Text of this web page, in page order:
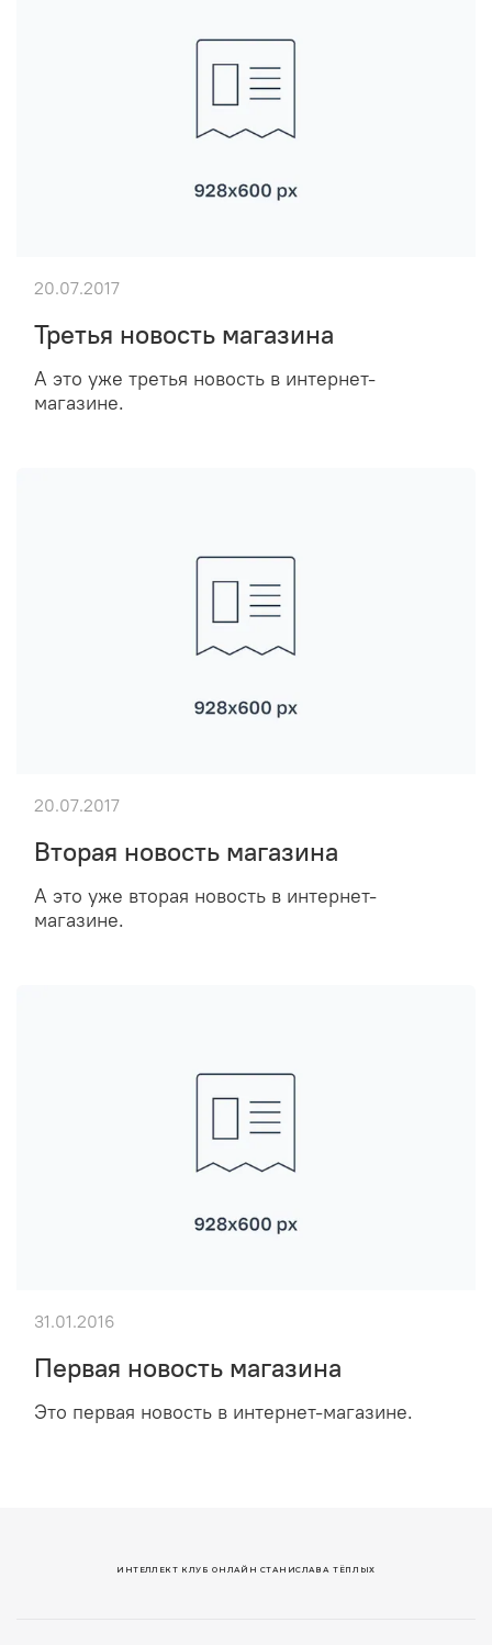
Третья новость магазина
А это уже третья новость в интернет-
магазине.
20.07.2017
Вторая новость магазина
А это уже вторая новость в интернет-
магазине.
20.07.2017
Первая новость магазина
Это первая новость в интернет-магазине.
31.01.2016
ИНТЕЛЛЕКТ КЛУБ ОНЛАЙН СТАНИСЛАВА ТЁПЛЫХ